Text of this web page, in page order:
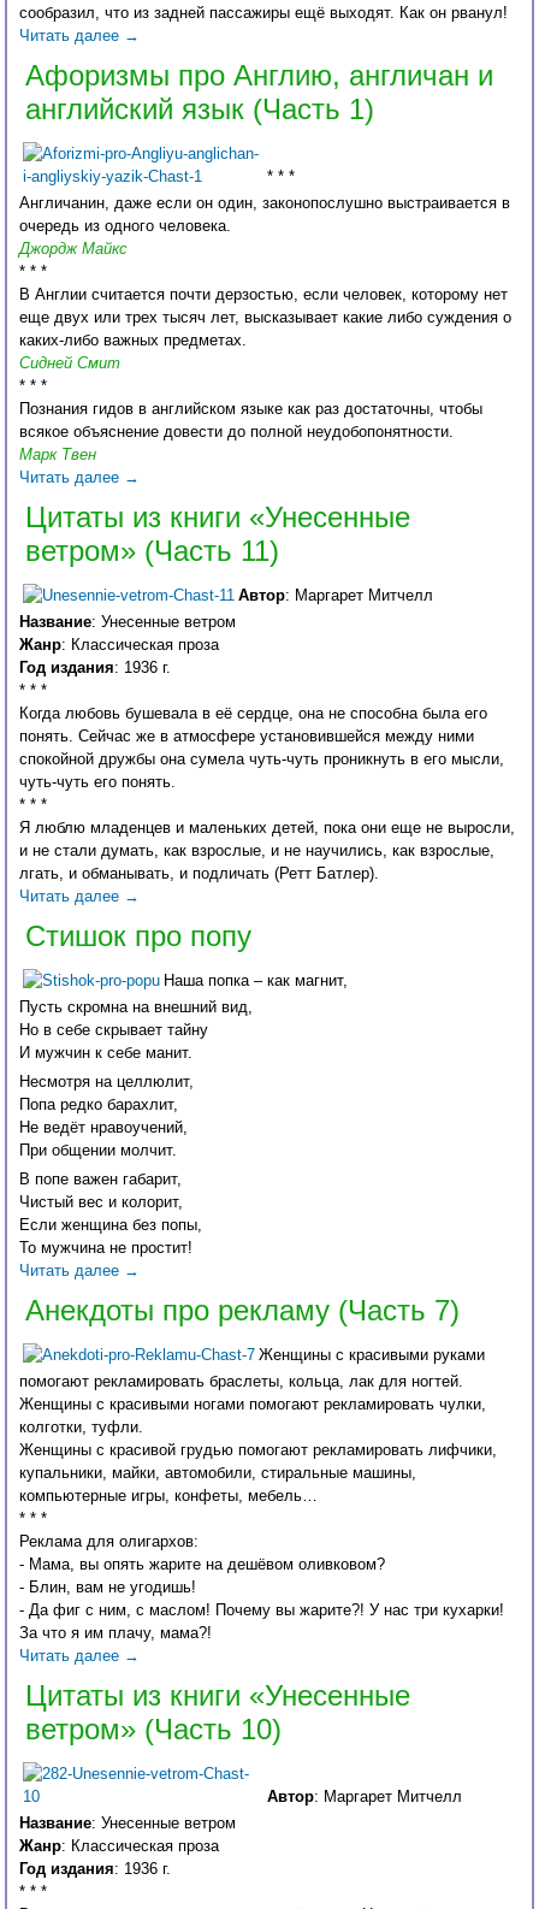
сообразил, что из задней пассажиры ещё выходят. Как он рванул!
Читать далее →
Афоризмы про Англию, англичан и
английский язык (Часть 1)
* * *
Англичанин, даже если он один, законопослушно выстраивается в
очередь из одного человека.
Джордж Майкс
* * *
В Англии считается почти дерзостью, если человек, которому нет
еще двух или трех тысяч лет, высказывает какие либо суждения о
каких-либо важных предметах.
Сидней Смит
* * *
Познания гидов в английском языке как раз достаточны, чтобы
всякое объяснение довести до полной неудобопонятности.
Марк Твен
Читать далее →
Цитаты из книги «Унесенные
ветром» (Часть 11)
Автор: Маргарет Митчелл
Название: Унесенные ветром
Жанр: Классическая проза
Год издания: 1936 г.
* * *
Когда любовь бушевала в её сердце, она не способна была его
понять. Сейчас же в атмосфере установившейся между ними
спокойной дружбы она сумела чуть-чуть проникнуть в его мысли,
чуть-чуть его понять.
* * *
Я люблю младенцев и маленьких детей, пока они еще не выросли,
и не стали думать, как взрослые, и не научились, как взрослые,
лгать, и обманывать, и подличать (Ретт Батлер).
Читать далее →
Стишок про попу
Наша попка – как магнит,
Пусть скромна на внешний вид,
Но в себе скрывает тайну
И мужчин к себе манит.
Несмотря на целлюлит,
Попа редко барахлит,
Не ведёт нравоучений,
При общении молчит.
В попе важен габарит,
Чистый вес и колорит,
Если женщина без попы,
То мужчина не простит!
Читать далее →
Анекдоты про рекламу (Часть 7)
Женщины с красивыми руками
помогают рекламировать браслеты, кольца, лак для ногтей.
Женщины с красивыми ногами помогают рекламировать чулки,
колготки, туфли.
Женщины с красивой грудью помогают рекламировать лифчики,
купальники, майки, автомобили, стиральные машины,
компьютерные игры, конфеты, мебель…
* * *
Реклама для олигархов:
- Мама, вы опять жарите на дешёвом оливковом?
- Блин, вам не угодишь!
- Да фиг с ним, с маслом! Почему вы жарите?! У нас три кухарки!
За что я им плачу, мама?!
Читать далее →
Цитаты из книги «Унесенные
ветром» (Часть 10)
Автор: Маргарет Митчелл
Название: Унесенные ветром
Жанр: Классическая проза
Год издания: 1936 г.
* * *